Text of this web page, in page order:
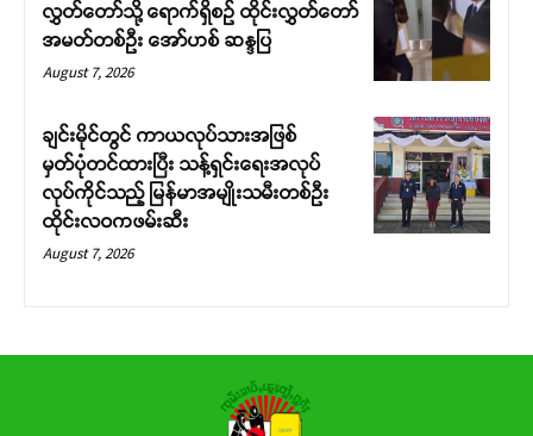
လွှတ်တော်သို့ ရောက်ရှိစဉ် ထိုင်းလွှတ်တော်
အမတ်တစ်ဦး အော်ဟစ် ဆန္ဒပြ
August 7, 2026
ချင်းမိုင်တွင် ကာယလုပ်သားအဖြစ်
မှတ်ပုံတင်ထားပြီး သန့်ရှင်းရေးအလုပ်
လုပ်ကိုင်သည့် မြန်မာအမျိုးသမီးတစ်ဦး
ထိုင်းလဝကဖမ်းဆီး
August 7, 2026